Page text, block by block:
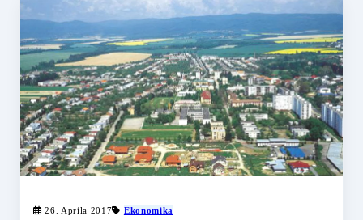
26. Apríla 2017 Ekonomika